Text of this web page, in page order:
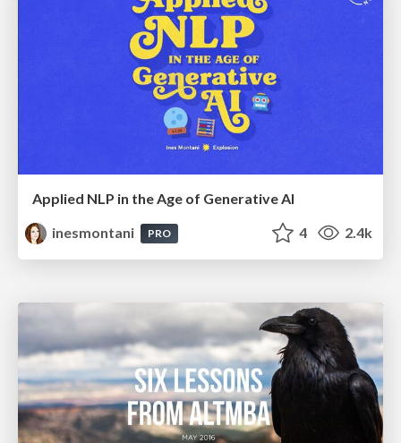
Applied NLP in the Age of Generative AI
inesmontani
PRO 4 2.4k